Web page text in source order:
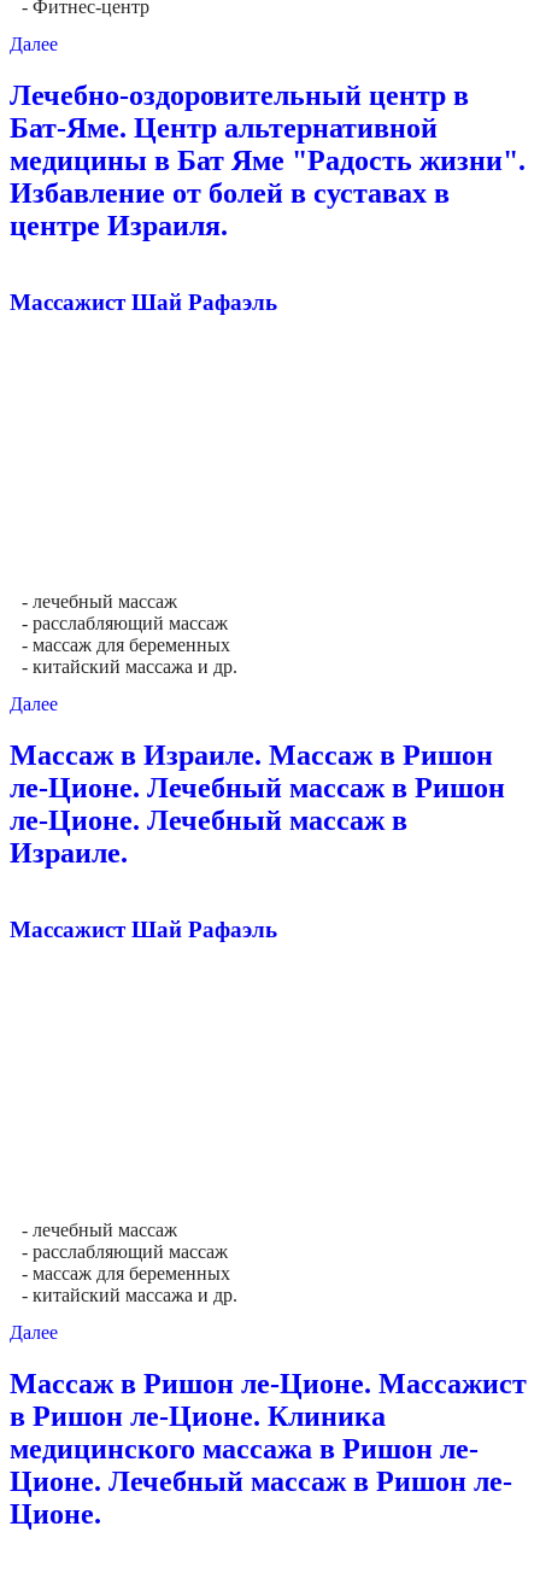
- Фитнес-центр
Далее
Лечебно-оздоровительный центр в
Бат-Яме. Центр альтернативной
медицины в Бат Яме "Радость жизни".
Избавление от болей в суставах в
центре Израиля.
Массажист Шай Рафаэль
- лечебный массаж
- расслабляющий массаж
- массаж для беременных
- китайский массажа и др.
Далее
Массаж в Израиле. Массаж в Ришон
ле-Ционе. Лечебный массаж в Ришон
ле-Ционе. Лечебный массаж в
Израиле.
Массажист Шай Рафаэль
- лечебный массаж
- расслабляющий массаж
- массаж для беременных
- китайский массажа и др.
Далее
Массаж в Ришон ле-Ционе. Массажист
в Ришон ле-Ционе. Клиника
медицинского массажа в Ришон ле-
Ционе. Лечебный массаж в Ришон ле-
Ционе.